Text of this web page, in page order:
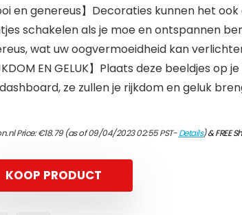
en genereus】Decoraties kunnen het
schakelen als je moe en ontspannen
wat uw oogvermoeidheid kan
EN GELUK】Plaats deze beeldjes op
ze zullen je rijkdom en geluk
Price:€18.79(as of 09/04/2023 02:55 PST-Details)&FREE
KOOP PRODUCT